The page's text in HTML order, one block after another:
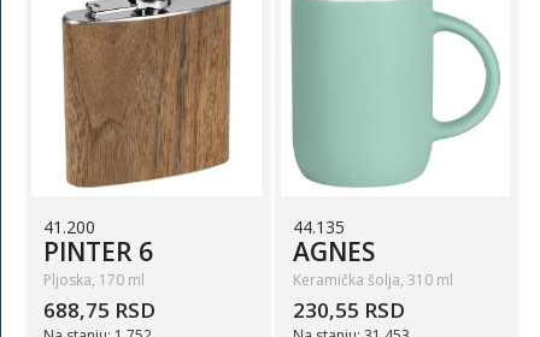
41.200
PINTER 6
Pljoska, 170 ml
688,75 RSD
44.135
AGNES
Keramička šolja, 310 ml
230,55 RSD